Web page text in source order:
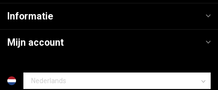
Informatie
Mijn account